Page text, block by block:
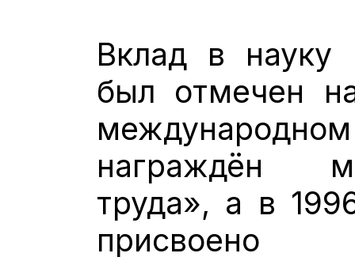
Вклад в науку
был отмечен
награждён
труда», а в